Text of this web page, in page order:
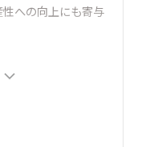
への向上にも寄与